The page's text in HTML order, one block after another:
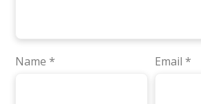
Name * Email *